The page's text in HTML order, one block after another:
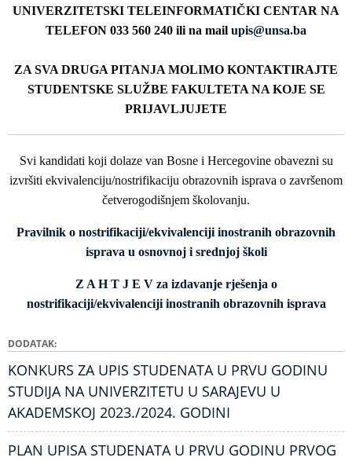
UNIVERZITETSKI TELEINFORMATIČKI CENTAR NA
TELEFON 033 560 240 ili na mail upis@unsa.ba
ZA SVA DRUGA PITANJA MOLIMO KONTAKTIRAJTE
STUDENTSKE SLUŽBE FAKULTETA NA KOJE SE
PRIJAVLJUJETE
Svi kandidati koji dolaze van Bosne i Hercegovine obavezni su
izvršiti ekvivalenciju/nostrifikaciju obrazovnih isprava o završenom
četverogodišnjem školovanju.
Pravilnik o nostrifikaciji/ekvivalenciji inostranih obrazovnih
isprava u osnovnoj i srednjoj školi
Z A H T J E V za izdavanje rješenja o
nostrifikaciji/ekvivalenciji inostranih obrazovnih isprava
DODATAK
KONKURS ZA UPIS STUDENATA U PRVU GODINU
STUDIJA NA UNIVERZITETU U SARAJEVU U
AKADEMSKOJ 2023./2024. GODINI
PLAN UPISA STUDENATA U PRVU GODINU PRVOG